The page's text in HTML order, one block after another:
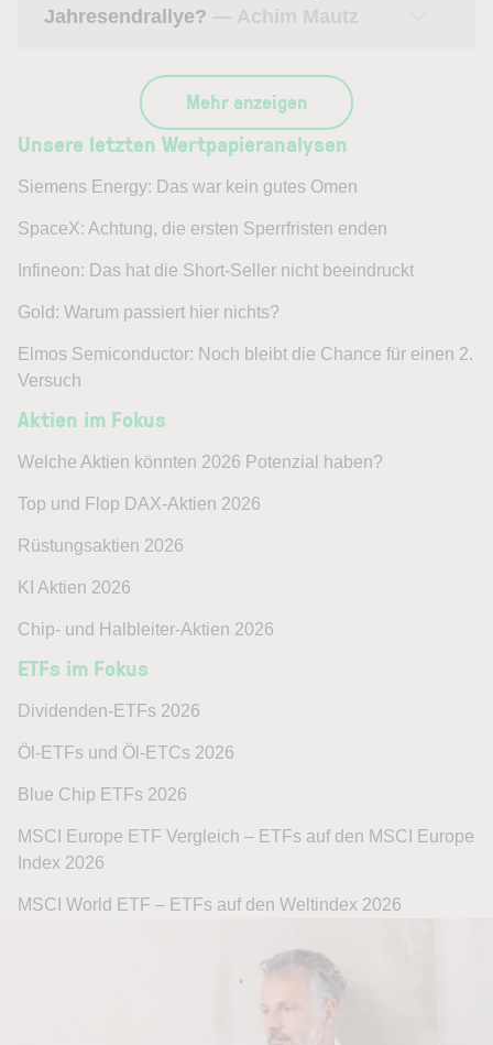
Jahresendrallye? — Achim Mautz
Mehr anzeigen
Unsere letzten Wertpapieranalysen
Siemens Energy: Das war kein gutes Omen
SpaceX: Achtung, die ersten Sperrfristen enden
Infineon: Das hat die Short-Seller nicht beeindruckt
Gold: Warum passiert hier nichts?
Elmos Semiconductor: Noch bleibt die Chance für einen 2.
Versuch
Aktien im Fokus
Welche Aktien könnten 2026 Potenzial haben?
Top und Flop DAX-Aktien 2026
Rüstungsaktien 2026
KI Aktien 2026
Chip- und Halbleiter-Aktien 2026
ETFs im Fokus
Dividenden-ETFs 2026
Öl-ETFs und Öl-ETCs 2026
Blue Chip ETFs 2026
MSCI Europe ETF Vergleich – ETFs auf den MSCI Europe
Index 2026
MSCI World ETF – ETFs auf den Weltindex 2026